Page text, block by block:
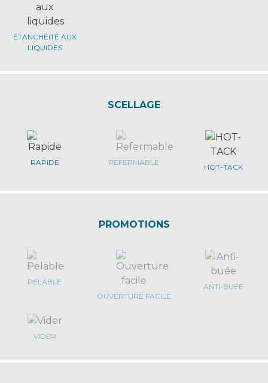
ÉTANCHÉITÉ AUX
LIQUIDES
SCELLAGE
RAPIDE REFERMABLE
HOT-TACK
PROMOTIONS
PELABLE
OUVERTURE FACILE
ANTI-BUÉE
VIDER